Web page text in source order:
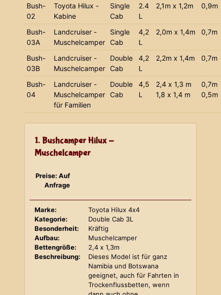
Bush-
02
Toyota Hilux -
Kabine
Single
Cab
2.4
L
2,1m x 1,2m 0,9m
Bush-
03A
Landcruiser -
Muschelcamper
Single
Cab
4,2
L
2,0m x 1,4m 0,7m
Bush-
03B
Landcruiser -
Muschelcamper
Double
Cab
4,2
L
2,2m x 1,4m 0,7m
Bush-
04
Landcruiser -
Muschelcamper
für Familien
Double
Cab
4,5
L
2,4 x 1,3 m
1,8 x 1,4 m
0,7m
0,5m
1. Bushcamper Hilux -
Muschelcamper
Preise: Auf
Anfrage
Marke:
Toyota Hilux 4x4
Kategorie:
Double Cab 3L
Besonderheit:
Kräftig
Aufbau:
Muschelcamper
Bettengröße:
2,4 x 1,3m
Beschreibung:
Dieses Model ist für ganz
Namibia und Botswana
geeignet, auch für Fahrten in
Trockenflussbetten, wenn